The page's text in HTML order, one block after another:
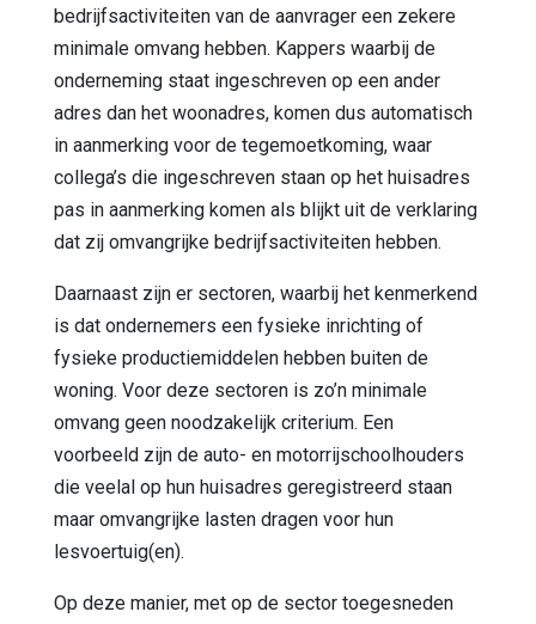
bedrijfsactiviteiten van de aanvrager een zekere
minimale omvang hebben. Kappers waarbij de
onderneming staat ingeschreven op een ander
adres dan het woonadres, komen dus automatisch
in aanmerking voor de tegemoetkoming, waar
collega’s die ingeschreven staan op het huisadres
pas in aanmerking komen als blijkt uit de verklaring
dat zij omvangrijke bedrijfsactiviteiten hebben.
Daarnaast zijn er sectoren, waarbij het kenmerkend
is dat ondernemers een fysieke inrichting of
fysieke productiemiddelen hebben buiten de
woning. Voor deze sectoren is zo’n minimale
omvang geen noodzakelijk criterium. Een
voorbeeld zijn de auto- en motorrijschoolhouders
die veelal op hun huisadres geregistreerd staan
maar omvangrijke lasten dragen voor hun
lesvoertuig(en).
Op deze manier, met op de sector toegesneden